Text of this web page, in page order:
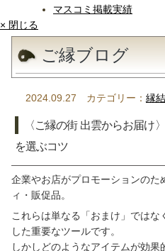
マスコミ掲載実績
× 閉じる
ご縁ブログ
2024.09.27 カテゴリー： 縁
〈ご縁の街 出雲からお届け
を選ぶコツ
企業やお店がプロモーションのた
ィ・販促品。
これらは単なる「おまけ」ではな
した重要なツールです。
しかしどのようなアイテムが効果